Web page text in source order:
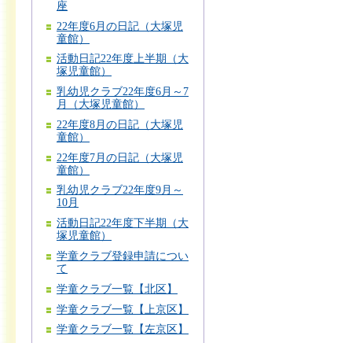
座
22年度6月の日記（大塚児
童館）
活動日記22年度上半期（大
塚児童館）
乳幼児クラブ22年度6月～7
月（大塚児童館）
22年度8月の日記（大塚児
童館）
22年度7月の日記（大塚児
童館）
乳幼児クラブ22年度9月～
10月
活動日記22年度下半期（大
塚児童館）
学童クラブ登録申請につい
て
学童クラブ一覧【北区】
学童クラブ一覧【上京区】
学童クラブ一覧【左京区】